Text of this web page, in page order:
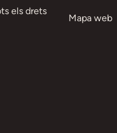
els drets
Mapa web